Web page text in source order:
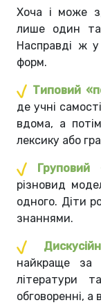
Хоча і може
лише один та
Насправді ж у
форм.
Типовий
де учні
вдома, а
лексику або
Груповий
різновид
одного. Діти
знаннями.
найкраще за
літератури
обговоренні, а